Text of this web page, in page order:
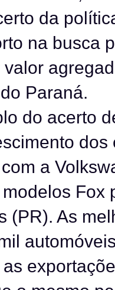
da
na busca
Paraná.
do acerto
a
Fox
(PR). As